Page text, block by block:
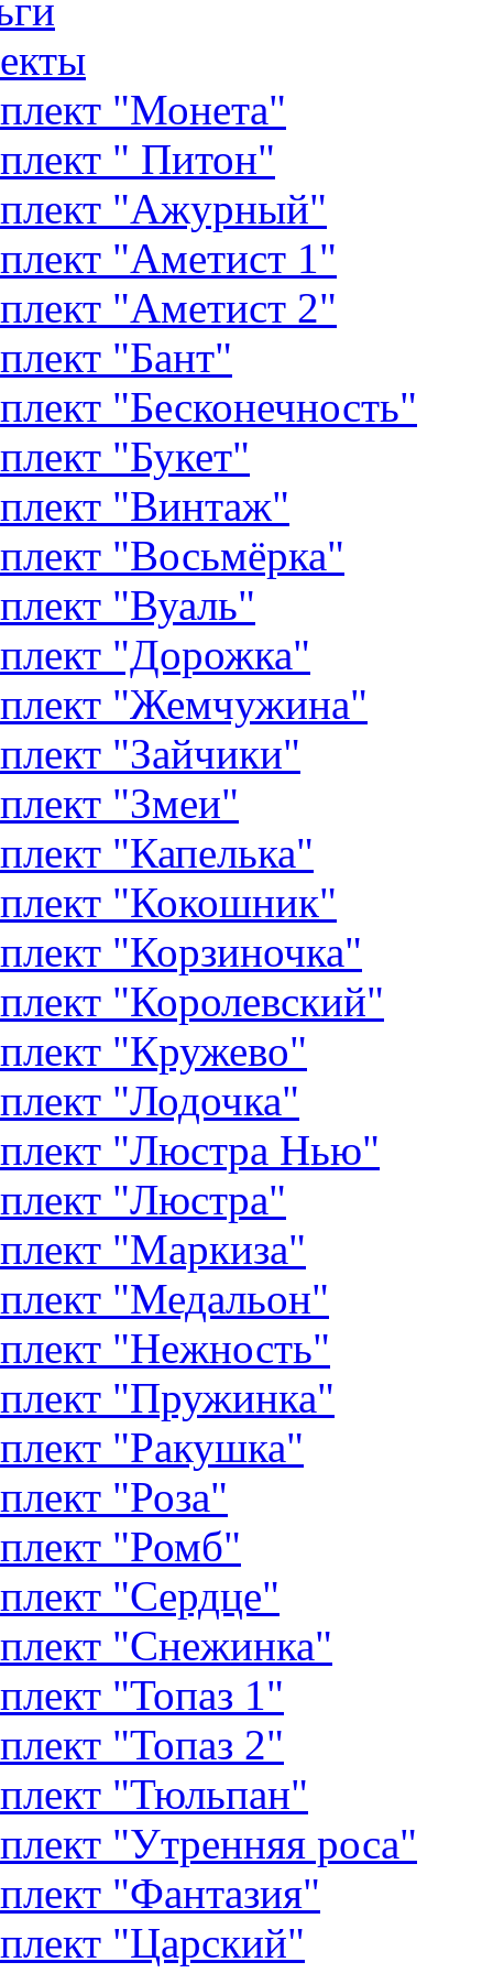
"Монета"
" Питон"
"Ажурный"
"Аметист 1"
"Аметист 2"
"Бант"
"Бесконечность"
"Букет"
"Винтаж"
"Восьмёрка"
"Вуаль"
"Дорожка"
"Жемчужина"
"Зайчики"
"Змеи"
"Капелька"
"Кокошник"
"Корзиночка"
"Королевский"
"Кружево"
"Лодочка"
"Люстра Нью"
"Люстра"
"Маркиза"
"Медальон"
"Нежность"
"Пружинка"
"Ракушка"
"Роза"
"Ромб"
"Сердце"
"Снежинка"
"Топаз 1"
"Топаз 2"
"Тюльпан"
"Утренняя роса"
"Фантазия"
"Царский"